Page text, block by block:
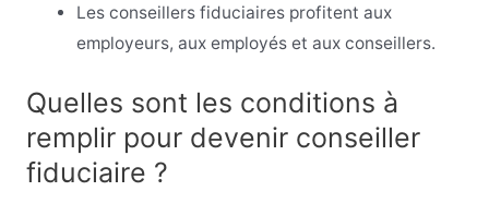
Les conseillers fiduciaires profitent aux
employeurs, aux employés et aux conseillers.
Quelles sont les conditions à
remplir pour devenir conseiller
fiduciaire ?